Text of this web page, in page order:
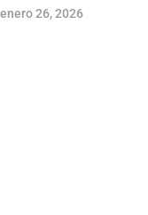
enero 26, 2026